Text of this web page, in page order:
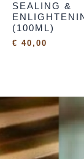
SEALING &
(100ML)
€ 40,00